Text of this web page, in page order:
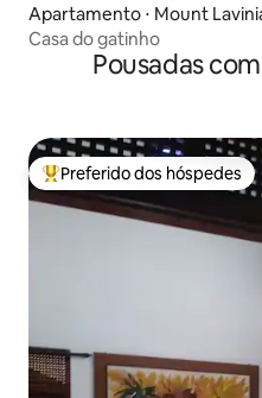
Apartamento ⋅ Mount
Casa do gatinho
Pousadas
Entre os melhores
Preferido dos hóspedes